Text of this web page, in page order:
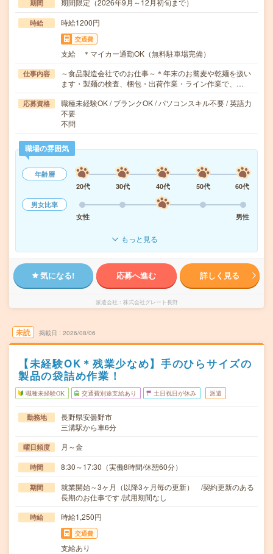
期間 期間限定（2026年9月～12月初旬まで）
時給 時給1200円
交通費
支給 ＊マイカー通勤OK（無料駐車場完備）
仕事内容
～食品製造会社でのお仕事～＊年末のお蕎麦や乾麺を扱い
ます・製麺の検査、梱包・出荷作業・ライン作業で、…
応募資格
職種未経験OK / ブランクOK / パソコンスキル不要 / 英語力
不要
不問
職場の雰囲気
年齢層
20代
30代 40代 50代
60代
男女比率
女性
男性
もっと見る
気になる! 応募へ進む 詳しく見る
派遣会社 株式会社グレート長野
未読 掲載日 2026/08/06
【未経験OK＊残業少なめ】手のひらサイズの
製品の袋詰め作業！
職種未経験OK 交通費別途支給あり 土日祝日が休み 派遣
勤務地
長野県安曇野市
三溝駅から車6分
曜日頻度 月～金
時間 8:30～17:30（実働8時間/休憩60分）
期間
就業開始～3ヶ月（以降3ヶ月毎の更新） /契約更新のある
長期のお仕事です /試用期間なし
時給 時給1,250円
交通費
支給あり